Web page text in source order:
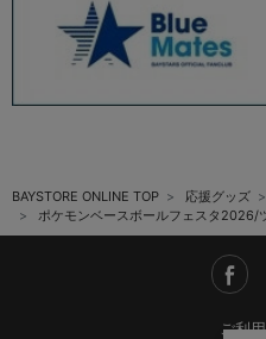
BAYSTORE ONLINE TOP 応援グッズ
ポケモンベースボールフェスタ2026/
ご利